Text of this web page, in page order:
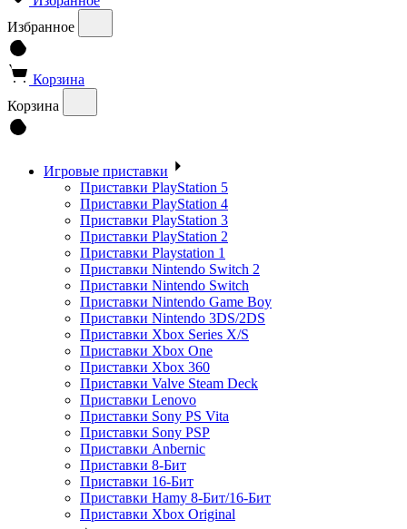
Избранное
Корзина
Корзина
Игровые приставки
Приставки PlayStation 5
Приставки PlayStation 4
Приставки PlayStation 3
Приставки PlayStation 2
Приставки Playstation 1
Приставки Nintendo Switch 2
Приставки Nintendo Switch
Приставки Nintendo Game Boy
Приставки Nintendo 3DS/2DS
Приставки Xbox Series X/S
Приставки Xbox One
Приставки Xbox 360
Приставки Valve Steam Deck
Приставки Lenovo
Приставки Sony PS Vita
Приставки Sony PSP
Приставки Anbernic
Приставки 8-Бит
Приставки 16-Бит
Приставки Hamy 8-Бит/16-Бит
Приставки Xbox Original